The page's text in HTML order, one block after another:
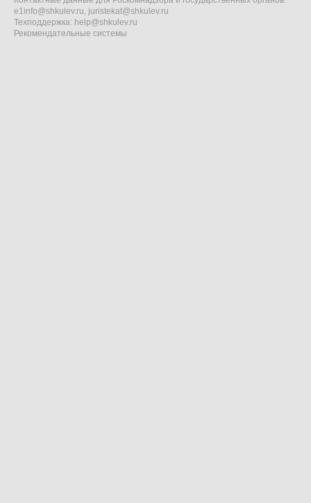
e1info@shkulev.ru, juristekat@shkulev.ru
Техподдержка: help@shkulev.ru
Рекомендательные системы